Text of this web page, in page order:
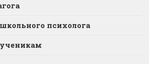
психолога